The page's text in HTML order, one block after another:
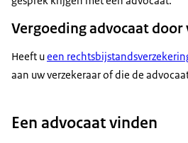
Vergoeding advocaat door
Heeft ueen
aan uw verzekeraar of die de
Een advocaat vinden